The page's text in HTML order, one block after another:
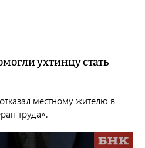
ухтинцу стать
местному жителю в
труда».